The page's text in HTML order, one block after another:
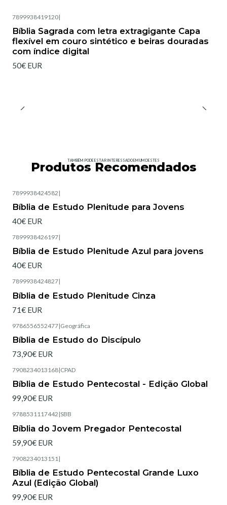
7899938419120|
Bíblia Sagrada com letra extragigante Capa
flexível em couro sintético e beiras douradas
com índice digital
50€ EUR
TAMBÉM PODE ESTAR INTERESSADO EM UM DESTES
Produtos Recomendados
7899938424582 |
Bíblia de Estudo Plenitude para Jovens
40€ EUR
7899938426197|
Bíblia de Estudo Plenitude Azul para jovens
40€ EUR
7899938424827|
Bíblia de Estudo Plenitude Cinza
71€ EUR
9786556552477|Geográfica
Bíblia de Estudo do Discípulo
73,90€ EUR
7908234013168|CPAD
Bíblia de Estudo Pentecostal - Edição Global
99,90€ EUR
9788531117442 |SBB
Bíblia do Jovem Pregador Pentecostal
59,90€ EUR
7908234013151 |
Bíblia de Estudo Pentecostal Grande Luxo
Azul (Edição Global)
99,90€ EUR